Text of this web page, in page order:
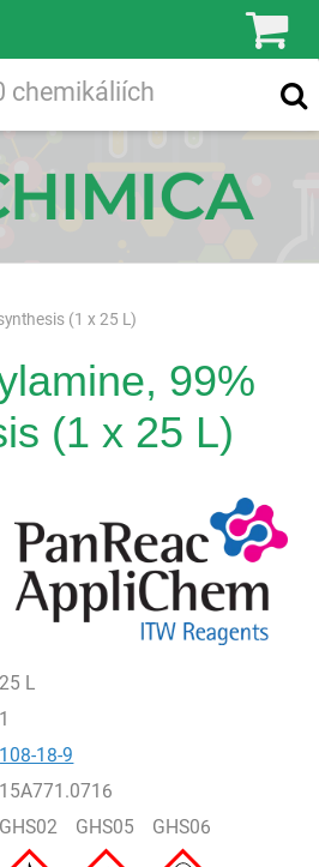
(1 x 25 L)
99%
(1 x 25 L)
25 L
1
108-18-9
15A771.0716
GHS02 GHS05 GHS06